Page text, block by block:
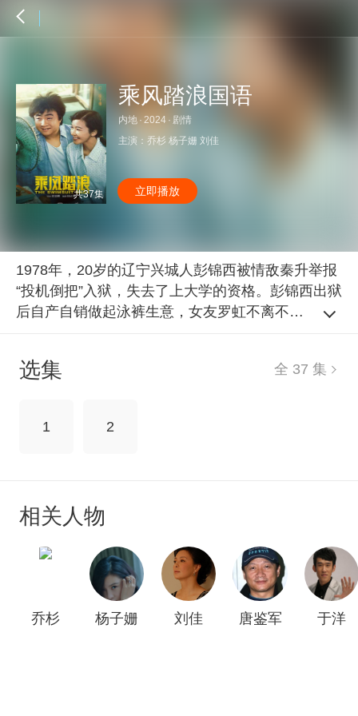
共37集
乘风踏浪国语
内地 · 2024 · 剧情
主演： 乔杉 杨子姗 刘佳
立即播放
1978年，20岁的辽宁兴城人彭锦西被情敌秦升举报
“投机倒把”入狱，失去了上大学的资格。彭锦西出狱
后自产自销做起泳裤生意，女友罗虹不离不弃，他
人效仿彭锦西建作坊做泳装，开始与他展开价格
世纪90年代，彭锦西遭遇秦升复仇和市场整改的双
风踏浪，成为全球最大的泳装生产基地，世界上每4
全 37 集
选集
1 2
相关人物
乔杉 杨子姗 刘佳 唐鉴军 于洋